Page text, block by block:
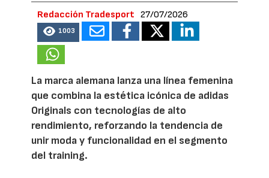
Redacción Tradesport 27/07/2026
1003
La marca alemana lanza una línea femenina
que combina la estética icónica de adidas
Originals con tecnologías de alto
rendimiento, reforzando la tendencia de
unir moda y funcionalidad en el segmento
del training.